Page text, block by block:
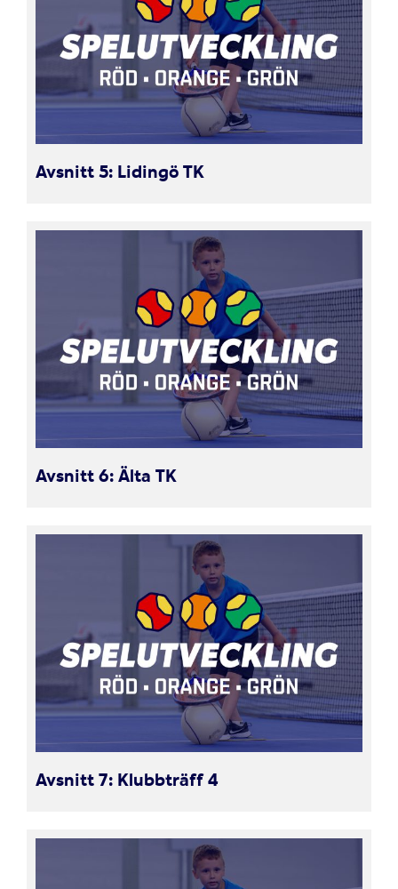
Avsnitt 5: Lidingö TK
Avsnitt 6: Älta TK
Avsnitt 7: Klubbträff 4